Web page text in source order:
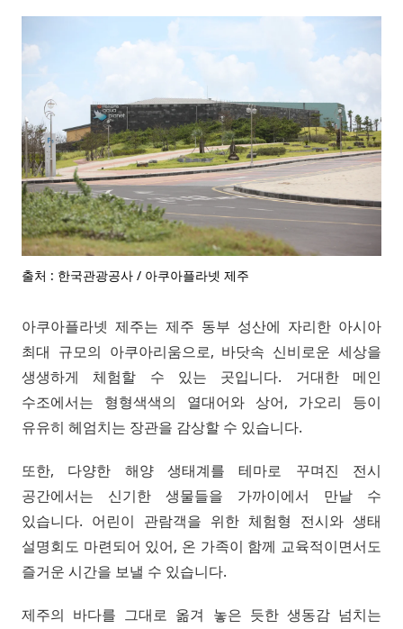
출처 : 한국관광공사 / 아쿠아플라넷 제주
아쿠아플라넷 제주는 제주 동부 성산에 자리한 아시아
최대 규모의 아쿠아리움으로, 바닷속 신비로운 세상을
생생하게 체험할 수 있는 곳입니다. 거대한 메인
수조에서는 형형색색의 열대어와 상어, 가오리 등이
유유히 헤엄치는 장관을 감상할 수 있습니다.
또한, 다양한 해양 생태계를 테마로 꾸며진 전시
공간에서는 신기한 생물들을 가까이에서 만날 수
있습니다. 어린이 관람객을 위한 체험형 전시와 생태
설명회도 마련되어 있어, 온 가족이 함께 교육적이면서도
즐거운 시간을 보낼 수 있습니다.
제주의 바다를 그대로 옮겨 놓은 듯한 생동감 넘치는